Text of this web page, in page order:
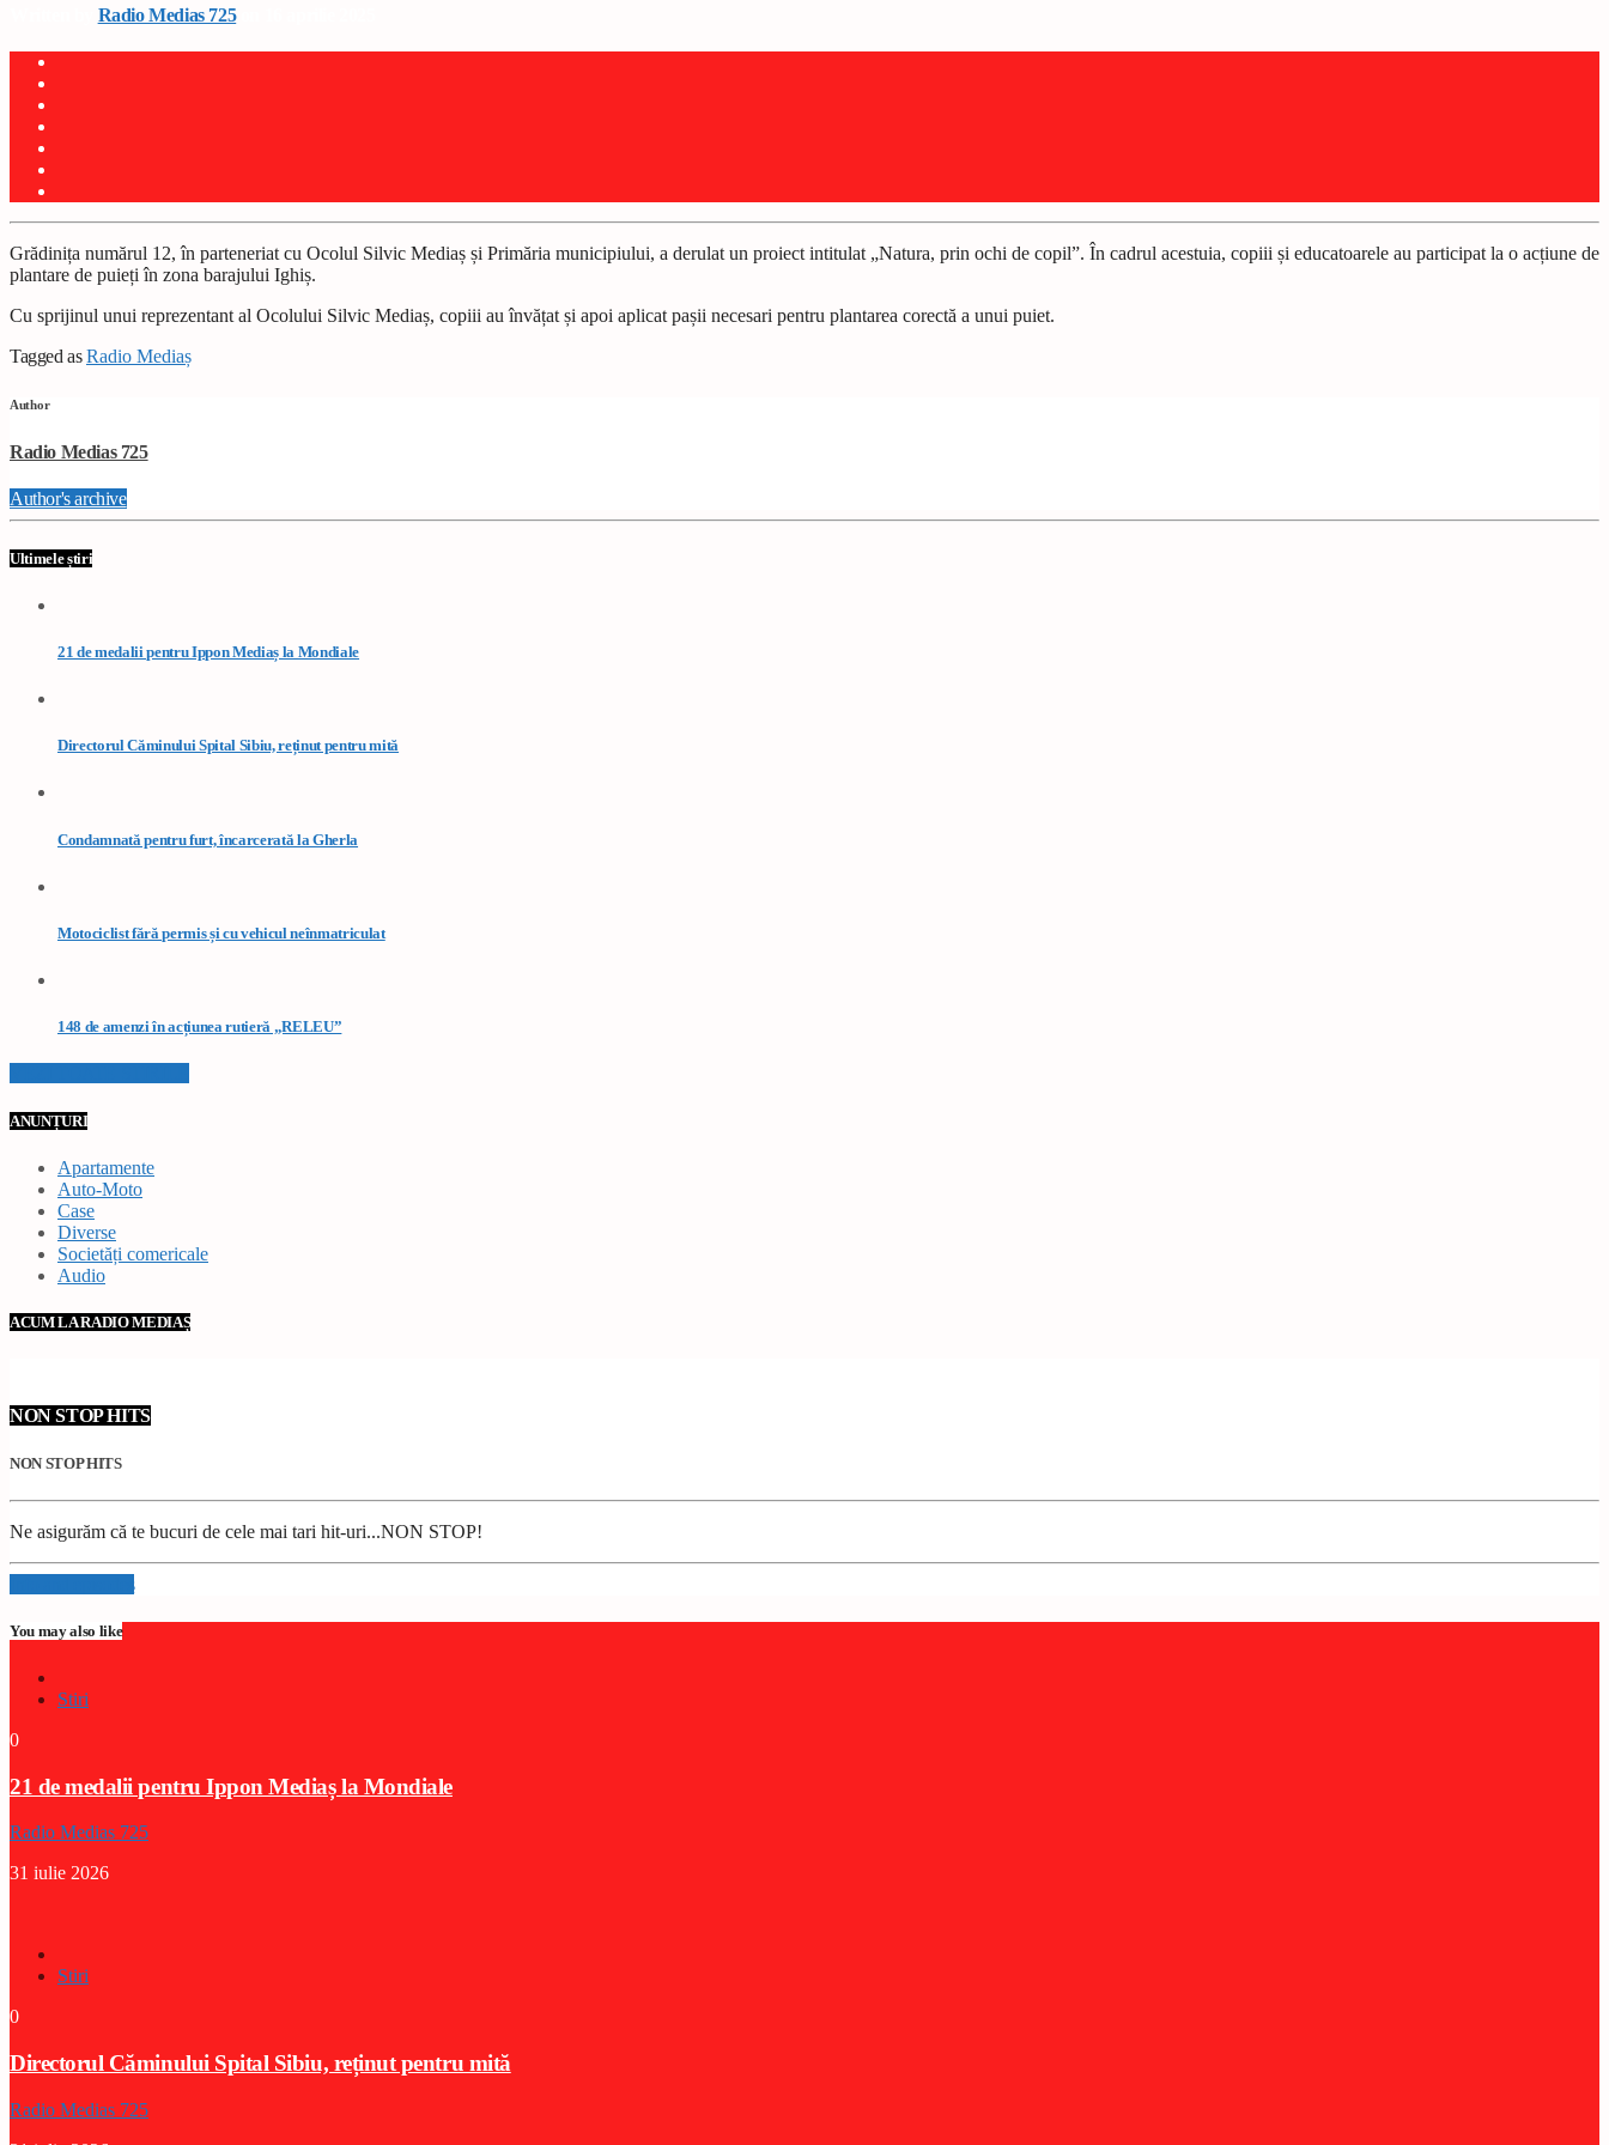
Radio Medias 725on 16 aprilie 2025
Grădinița numărul 12, în parteneriat cu Ocolul Silvic Mediaș și Primăria municipiului, a derulat un proiect intitulat „Natura, prin ochi de copil”. În cadrul acestuia, copiii și educatoarele au participat la o acțiune de
plantare de puieți în zona barajului Ighiș.
Cu sprijinul unui reprezentant al Ocolului Silvic Mediaș, copiii au învățat și apoi aplicat pașii necesari pentru plantarea corectă a unui puiet.
Tagged asRadio Mediaș
Author
Radio Medias 725
Author's archive
Ultimele știri
21 de medalii pentru Ippon Mediaș la Mondiale
Directorul Căminului Spital Sibiu, reținut pentru mită
Condamnată pentru furt, încarcerată la Gherla
Motociclist fără permis și cu vehicul neînmatriculat
148 de amenzi în acțiunea rutieră „RELEU”
ANUNȚURI
Apartamente
Auto-Moto
Case
Diverse
Societăți comericale
Audio
ACUM LA RADIO MEDIAȘ
NON STOP HITS
NON STOP HITS
Ne asigurăm că te bucuri de cele mai tari hit-uri...NON STOP!
Info and episodes
You may also like
Stiri
0
21 de medalii pentru Ippon Mediaș la Mondiale
Radio Medias 725
31 iulie 2026
Stiri
0
Directorul Căminului Spital Sibiu, reținut pentru mită
Radio Medias 725